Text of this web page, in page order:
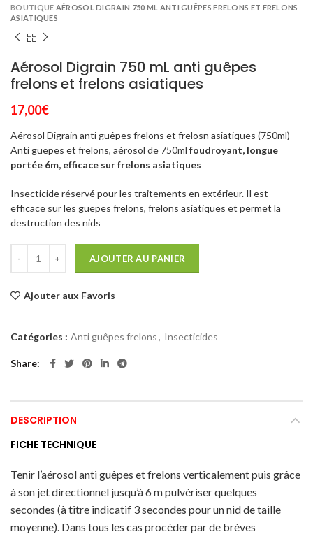
BOUTIQUE AÉROSOL DIGRAIN 750 ML ANTI GUÊPES FRELONS ET FRELONS
ASIATIQUES
Aérosol Digrain 750 mL anti guêpes
frelons et frelons asiatiques
17,00€
Aérosol Digrain anti guêpes frelons et frelosn asiatiques (750ml)
Anti guepes et frelons, aérosol de 750ml foudroyant, longue
portée 6m, efficace sur frelons asiatiques
Insecticide réservé pour les traitements en extérieur. Il est
efficace sur les guepes frelons, frelons asiatiques et permet la
destruction des nids
AJOUTER AU PANIER
Ajouter aux Favoris
Catégories : Anti guêpes frelons, Insecticides
Share
DESCRIPTION
FICHE TECHNIQUE
Tenir l’aérosol anti guêpes et frelons verticalement puis grâce
à son jet directionnel jusqu’à 6 m pulvériser quelques
secondes (à titre indicatif 3 secondes pour un nid de taille
moyenne). Dans tous les cas procéder par de brèves